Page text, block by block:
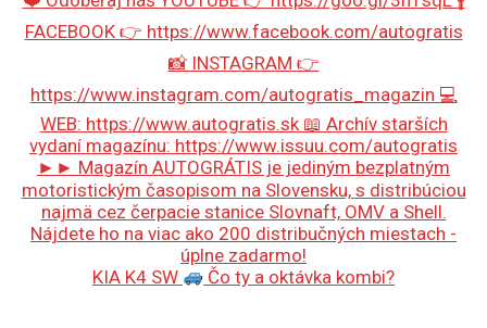
KIA K4 SW Čo ty a oktávka kombi?